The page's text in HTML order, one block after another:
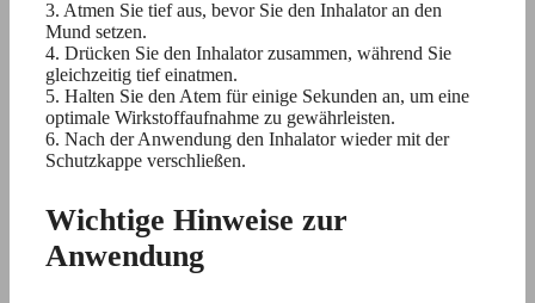
3. Atmen Sie tief aus, bevor Sie den Inhalator an den
Mund setzen.
4. Drücken Sie den Inhalator zusammen, während Sie
gleichzeitig tief einatmen.
5. Halten Sie den Atem für einige Sekunden an, um eine
optimale Wirkstoffaufnahme zu gewährleisten.
6. Nach der Anwendung den Inhalator wieder mit der
Schutzkappe verschließen.
Wichtige Hinweise zur
Anwendung